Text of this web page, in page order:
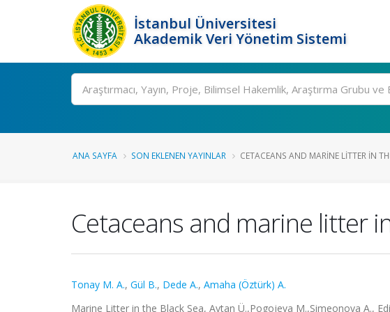
İstanbul Üniversitesi
Akademik Veri Yönetim Sistemi
Ara
ANA SAYFA SON EKLENEN YAYINLAR CETACEANS AND MARINE LITTER IN
Cetaceans and marine litter
Tonay M. A., Gül B., Dede A., Amaha (Öztürk) A.
Marine Litter in the Black Sea, Aytan Ü.,Pogojeva M.,Simeonova A.,